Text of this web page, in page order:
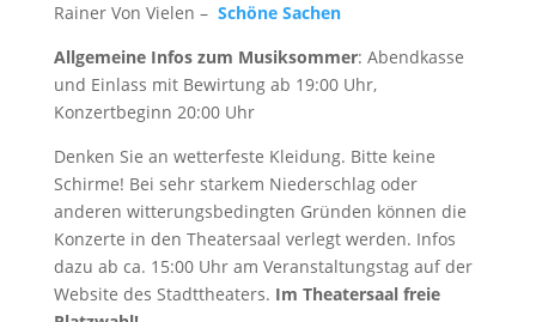
Rainer Von Vielen – Schöne Sachen
Allgemeine Infos zum Musiksommer: Abendkasse
und Einlass mit Bewirtung ab 19:00 Uhr,
Konzertbeginn 20:00 Uhr
Denken Sie an wetterfeste Kleidung. Bitte keine
Schirme! Bei sehr starkem Niederschlag oder
anderen witterungsbedingten Gründen können die
Konzerte in den Theatersaal verlegt werden. Infos
dazu ab ca. 15:00 Uhr am Veranstaltungstag auf der
Website des Stadttheaters. Im Theatersaal freie